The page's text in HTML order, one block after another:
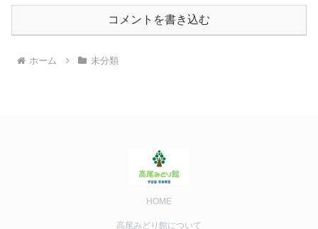
コメントを書き込む
ホーム 未分類
HOME
高尾みどり館について